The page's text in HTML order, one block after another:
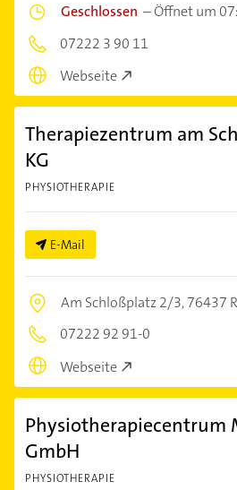
Geschlossen –Öffnet um
07222 3 90 11
Webseite
Therapiezentrum am
KG
PHYSIOTHERAPIE
E-Mail
Am Schloßplatz 2/3,76437
07222 92 91-0
Webseite
Physiotherapiecentrum
GmbH
PHYSIOTHERAPIE